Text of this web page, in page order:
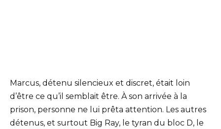
Marcus, détenu silencieux et discret, était loin
d’être ce qu’il semblait être. À son arrivée à la
prison, personne ne lui prêta attention. Les autres
détenus, et surtout Big Ray, le tyran du bloc D, le